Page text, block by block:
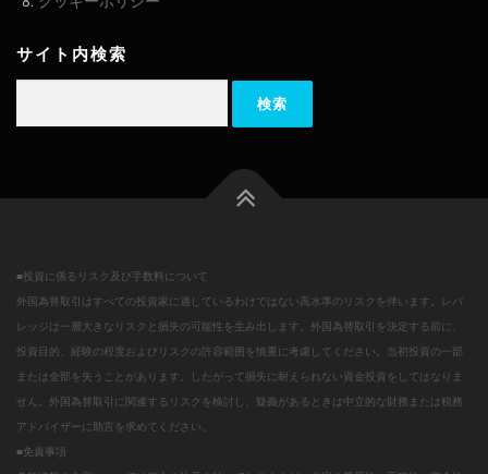
サイト内検索
■投資に係るリスク及び手数料について
外国為替取引はすべての投資家に適しているわけではない高水準のリスクを伴います。レバ
レッジは一層大きなリスクと損失の可能性を生み出します。外国為替取引を決定する前に、
投資目的、経験の程度およびリスクの許容範囲を慎重に考慮してください。当初投資の一部
または全部を失うことがあります。したがって損失に耐えられない資金投資をしてはなりま
せん。外国為替取引に関連するリスクを検討し、疑義があるときは中立的な財務または税務
アドバイザーに助言を求めてください。
■免責事項